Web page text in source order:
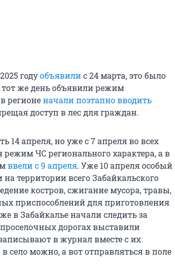
годуобъявилис 24 марта, это было
же день объявили режим
регионеначали поэтапно вводить
доступ в лес для граждан.
апреля, но уже с 7 апреля во всех
режим ЧС регионального характера, а в
ввели с 9 апреля. Уже 10 апреля особый
территории всего Забайкальского
костров, сжигание мусора, травы,
приспособлений для приготовления
в Забайкалье начали следить за
дорогах выставили
в журнал вместе с их
можно, а вот отправляться в поле